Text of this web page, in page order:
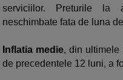
serviciilor. Preturile la
neschimbate fata de luna
Inflatia medie, din ultimele
de precedentele 12 luni, a